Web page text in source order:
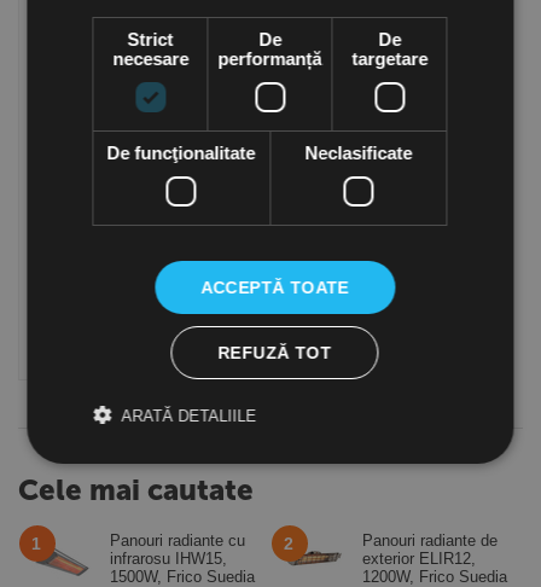
reglabil, din otel vopsit alb
RAL9016, EAV 100
Cele mai cautate
1
Panouri radiante cu
infrarosu IHW15,
1500W, Frico Suedia
2
Panouri radiante de
exterior ELIR12,
1200W, Frico Suedia
Strict
necesare
De
performanță
De
targetare
De funcţionalitate Neclasificate
ACCEPTĂ TOATE
REFUZĂ TOT
ARATĂ DETALIILE